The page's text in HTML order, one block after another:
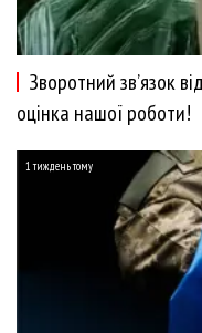
Зворотний зв’язок
оцінка нашої роботи!
1 тиждень тому